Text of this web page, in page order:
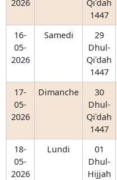
2026
Qiʿdah
1447
16-
05-
2026
Samedi
29
Dhul-
Qiʿdah
1447
17-
05-
2026
Dimanche
30
Dhul-
Qiʿdah
1447
18-
05-
2026
Lundi
01
Dhul-
Hijjah